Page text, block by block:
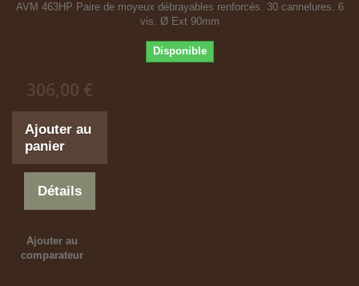
AVM 463HP Paire de moyeux débrayables renforcés. 30 cannelures. 6
vis. Ø Ext 90mm
Disponible
306,00 €
Ajouter au
panier
Détails
Ajouter au
comparateur